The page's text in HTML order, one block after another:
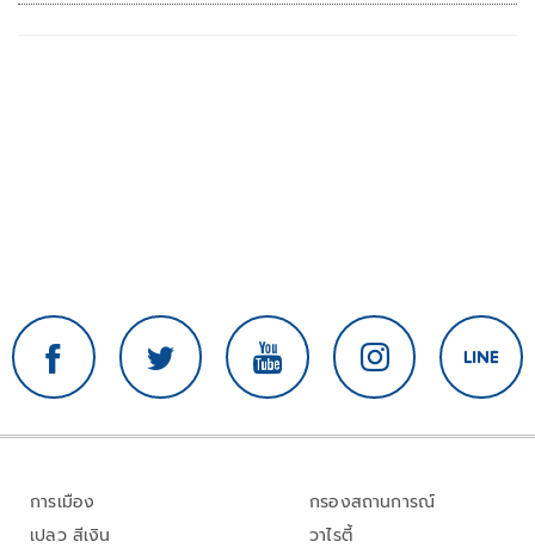
การเมือง
เปลว สีเงิน
กรองสถานการณ์
วาไรตี้